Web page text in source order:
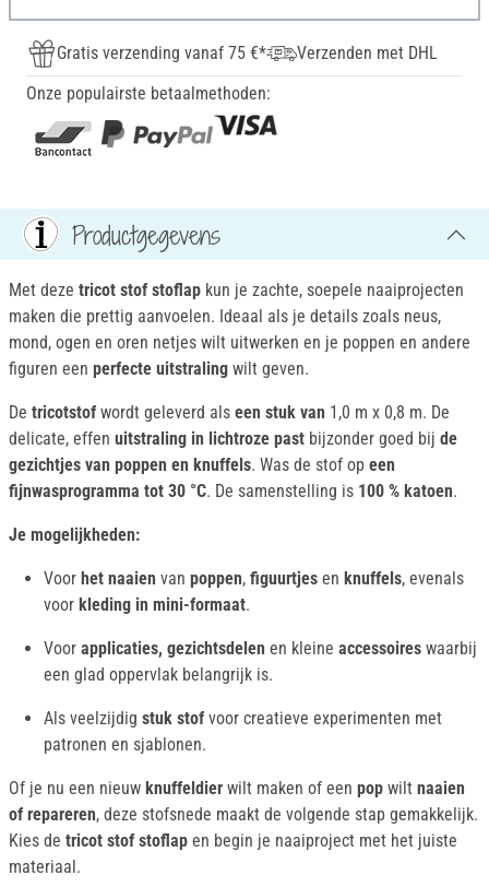
Gratis verzending vanaf 75 €*
Verzenden met DHL
Onze populairste betaalmethoden:
Productgegevens
Met deze tricot stof stoflap kun je zachte, soepele naaiprojecten
maken die prettig aanvoelen. Ideaal als je details zoals neus,
mond, ogen en oren netjes wilt uitwerken en je poppen en andere
figuren een perfecte uitstraling wilt geven.
De tricotstof wordt geleverd als een stuk van 1,0 m x 0,8 m. De
delicate, effen uitstraling in lichtroze past bijzonder goed bij de
gezichtjes van poppen en knuffels. Was de stof op een
fijnwasprogramma tot 30 °C. De samenstelling is 100 % katoen.
Je mogelijkheden:
Voor het naaien van poppen, figuurtjes en knuffels, evenals
voor kleding in mini-formaat.
Voor applicaties, gezichtsdelen en kleine accessoires waarbij
een glad oppervlak belangrijk is.
Als veelzijdig stuk stof voor creatieve experimenten met
patronen en sjablonen.
Of je nu een nieuw knuffeldier wilt maken of een pop wilt naaien
of repareren, deze stofsnede maakt de volgende stap gemakkelijk.
Kies de tricot stof stoflap en begin je naaiproject met het juiste
materiaal.